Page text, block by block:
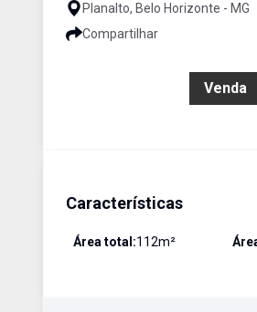
Planalto, Belo Horizonte - MG
Compartilhar
Venda
Características
Área total:112m²